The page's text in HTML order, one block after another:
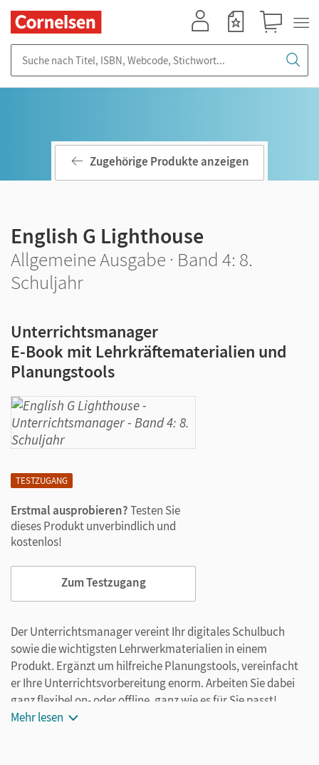
TESTZUGANG
Erstmal ausprobieren?Testen Sie
dieses Produkt unverbindlich und
kostenlos!
Zum Testzugang
Zugehörige Produkte anzeigen
English G Lighthouse
Allgemeine Ausgabe · Band 4: 8.
Schuljahr
Unterrichtsmanager
E-Book mit Lehrkräftematerialien und
Planungstools
Der Unterrichtsmanager vereint Ihr digitales Schulbuch
sowie die wichtigsten Lehrwerkmaterialien in einem
Produkt. Ergänzt um hilfreiche Planungstools, vereinfacht
er Ihre Unterrichtsvorbereitung enorm. Arbeiten Sie dabei
ganz flexibel on- oder offline, ganz wie es für Sie passt!
Ihr Unterrichtsmanager enthält:
Mehr lesen